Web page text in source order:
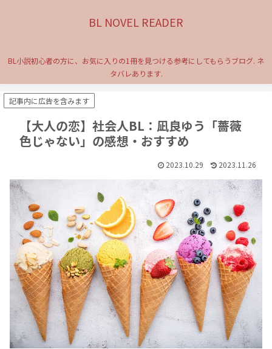
BL NOVEL READER
BL小説初心者の方に、お気に入りの1冊を見つける参考にしてもらうブログ. ネ
タバレあります.
記事内に広告を含みます
【大人の恋】社会人BL：凪良ゆう「薔薇
色じゃない」の感想・おすすめ
2023.10.29 2023.11.26